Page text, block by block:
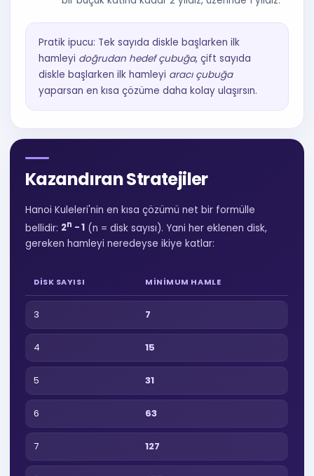
Pratik ipucu: Tek sayıda diskle başlarken ilk
hamleyi doğrudan hedef çubuğa, çift sayıda
diskle başlarken ilk hamleyi aracı çubuğa
yaparsan en kısa çözüme daha kolay ulaşırsın.
Kazandıran Stratejiler
Hanoi Kuleleri'nin en kısa çözümü net bir formülle
bellidir: 2n − 1 (n = disk sayısı). Yani her eklenen disk,
gereken hamleyi neredeyse ikiye katlar:
DISK SAYISI MINIMUM HAMLE
3 7
4 15
5 31
6 63
7 127